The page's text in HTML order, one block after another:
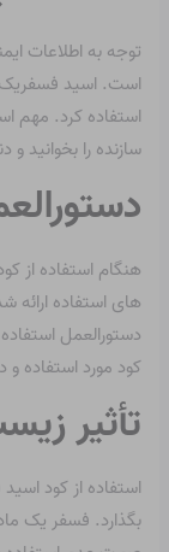
توجه به اطلاعات
است. اسید فسفریک
استفاده کرد. مهم
سازنده را بخوانید و
هنگام استفاده از
های استفاده ارائه
دستورالعمل
کود مورد استفاده
تأثیر
استفاده از کود
بگذارد. فسفر یک